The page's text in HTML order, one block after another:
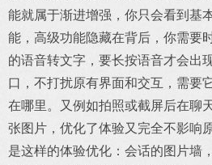
能就属于渐进增强，你只会看到基
能，高级功能隐藏在背后，你需要
的语音转文字，要长按语音才会出
口，不打扰原有界面和交互，需要
在哪里。又例如拍照或截屏后在聊
张图片，优化了体验又完全不影响
是这样的体验优化：会话的图片墙